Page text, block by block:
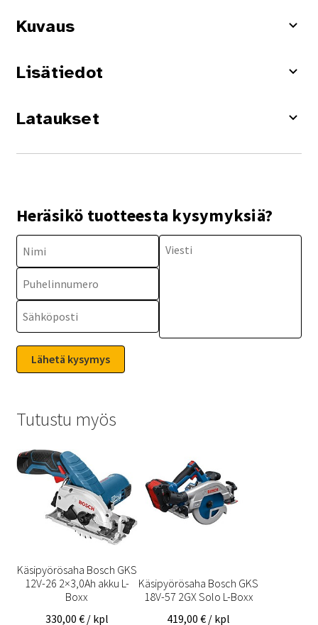
Kuvaus
Lisätiedot
Lataukset
Heräsikö tuotteesta kysymyksiä?
Tutustu myös
Käsipyörösaha Bosch GKS
12V-26 2×3,0Ah akku L-
Boxx
330,00 € / kpl
Käsipyörösaha Bosch GKS
18V-57 2GX Solo L-Boxx
419,00€ / kpl